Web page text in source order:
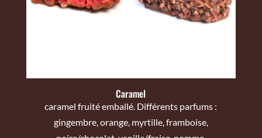
Caramel
caramel fruité emballé. Différents parfums :
gingembre, orange, myrtille, framboise,